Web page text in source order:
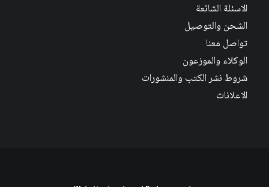
الاسئلة الشائعة
الشحن والتوصيل
تواصل معنا
الوكلاء والموزعون
شروط نشر الكتب والمنشورات
الاعلانات